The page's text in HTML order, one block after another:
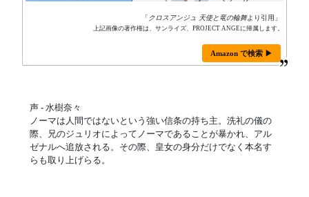
「 クロスアンジュ 天使と竜の輪舞より引用」
上記画像の著作権は、サンライズ、PROJECT ANGEに帰属します。
Amazon で検索 ▶
声 - 水樹奈々
ノーマは人間ではないという強い信条の持ち主。洗礼の儀の
際、兄のジュリオによってノーマであることが暴かれ、アル
ゼナルへ追放される。その際、皇女の身分だけでなく本名す
らも取り上げらる。